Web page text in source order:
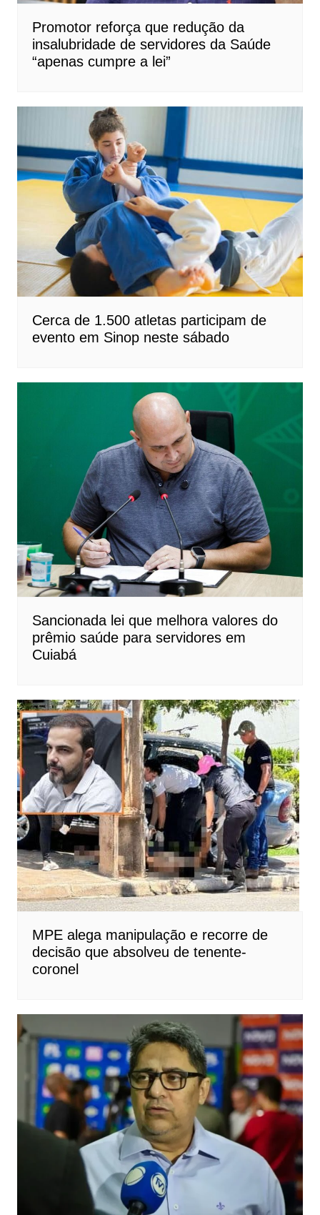
Promotor reforça que redução da
insalubridade de servidores da Saúde
“apenas cumpre a lei”
Cerca de 1.500 atletas participam de
evento em Sinop neste sábado
Sancionada lei que melhora valores do
prêmio saúde para servidores em
Cuiabá
MPE alega manipulação e recorre de
decisão que absolveu de tenente-
coronel